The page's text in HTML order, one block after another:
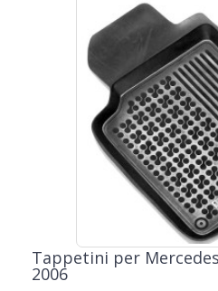
Tappetini per
2006